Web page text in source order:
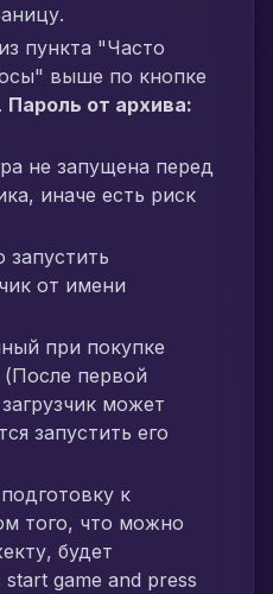
пункта "Часто
выше по кнопке
Пароль от архива:
не запущена перед
иначе есть риск
от имени
при покупке
(После первой
может
запустить его
к
того, что можно
будет
game and press